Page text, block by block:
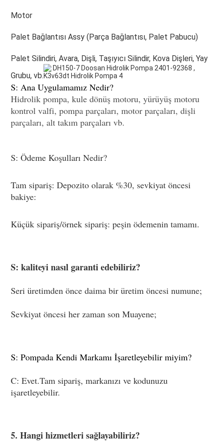
Motor
Palet Bağlantısı Assy (Parça Bağlantısı, Palet Pabucu)
Palet Silindiri, Avara, Dişli, Taşıyıcı Silindir, Kova Dişleri, Yay
Grubu, vb.
S: Ana Uygulamamız Nedir?
Hidrolik pompa, kule dönüş motoru, yürüyüş motoru
kontrol valfi, pompa parçaları, motor parçaları, dişli
parçaları, alt takım parçaları vb.
S: Ödeme Koşulları Nedir?
Tam sipariş: Depozito olarak %30, sevkiyat öncesi
bakiye:
Küçük sipariş/örnek sipariş: peşin ödemenin tamamı.
S: kaliteyi nasıl garanti edebiliriz?
Seri üretimden önce daima bir üretim öncesi numune;
Sevkiyat öncesi her zaman son Muayene;
S: Pompada Kendi Markamı İşaretleyebilir miyim?
C: Evet.Tam sipariş, markanızı ve kodunuzu
işaretleyebilir.
5. Hangi hizmetleri sağlayabiliriz?